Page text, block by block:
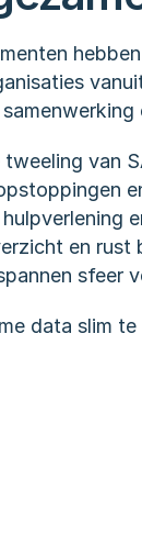
van
hulpverlening
en rust
sfeer
data slim